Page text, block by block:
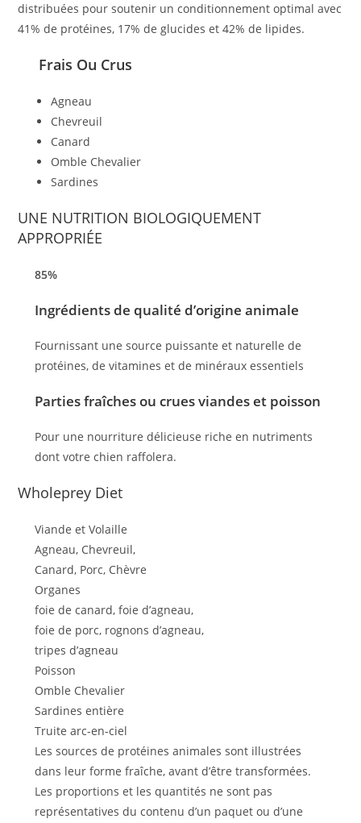
distribuées pour soutenir un conditionnement optimal avec
41% de protéines, 17% de glucides et 42% de lipides.
Frais Ou Crus
Agneau
Chevreuil
Canard
Omble Chevalier
Sardines
UNE NUTRITION BIOLOGIQUEMENT
APPROPRIÉE
85%
Ingrédients de qualité d’origine animale
Fournissant une source puissante et naturelle de
protéines, de vitamines et de minéraux essentiels
Parties fraîches ou crues viandes et poisson
Pour une nourriture délicieuse riche en nutriments
dont votre chien raffolera.
Wholeprey Diet
Viande et Volaille
Agneau, Chevreuil,
Canard, Porc, Chèvre
Organes
foie de canard, foie d’agneau,
foie de porc, rognons d’agneau,
tripes d’agneau
Poisson
Omble Chevalier
Sardines entière
Truite arc-en-ciel
Les sources de protéines animales sont illustrées
dans leur forme fraîche, avant d’être transformées.
Les proportions et les quantités ne sont pas
représentatives du contenu d’un paquet ou d’une